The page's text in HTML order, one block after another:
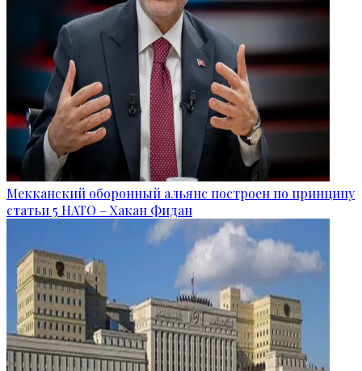
Мекканский оборонный альянс построен по принципу
статьи 5 НАТО – Хакан Фидан